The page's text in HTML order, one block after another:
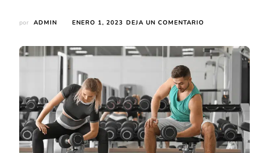
por ADMIN ENERO 1, 2023 DEJA UN COMENTARIO
PARA
AUMENTAR
MASA
MUSCULAR
RÁPIDAMENTE